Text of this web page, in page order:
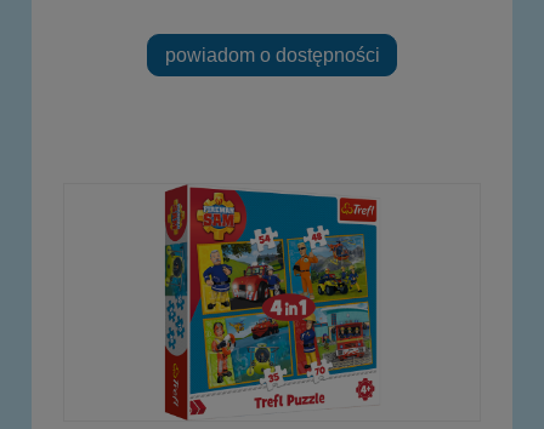
powiadom o dostępności